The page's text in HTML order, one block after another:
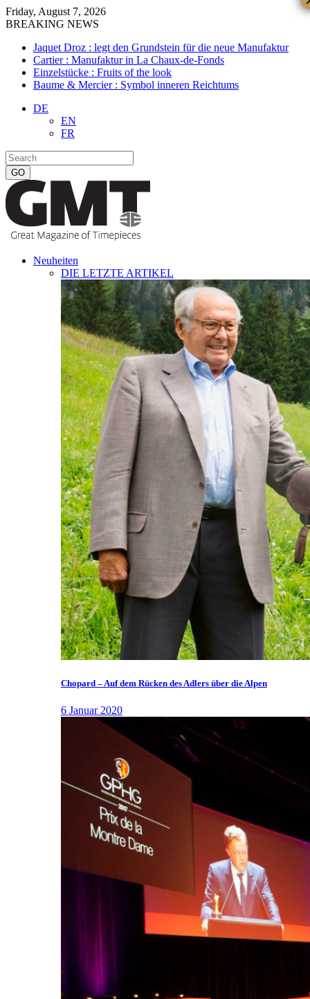
Friday, August 7, 2026
BREAKING NEWS
Jaquet Droz : legt den Grundstein für die neue Manufaktur
Cartier : Manufaktur in La Chaux-de-Fonds
Einzelstücke : Fruits of the look
Baume & Mercier : Symbol inneren Reichtums
DE
EN
FR
Neuheiten
DIE LETZTE ARTIKEL
Chopard – Auf dem Rücken des Adlers über die Alpen
6 Januar 2020